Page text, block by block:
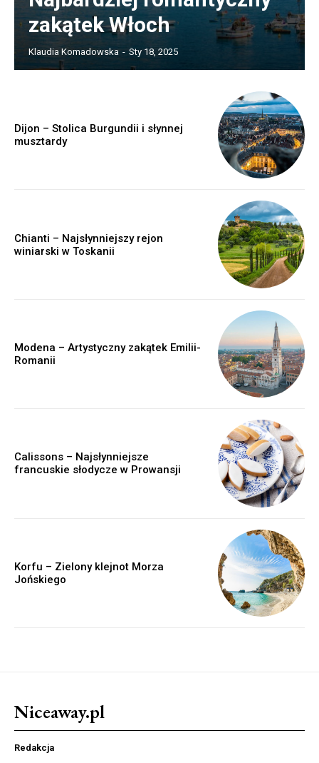
zakątek Włoch
Klaudia Komadowska - Sty 18, 2025
Dijon – Stolica Burgundii i słynnej
musztardy
Chianti – Najsłynniejszy rejon
winiarski w Toskanii
Modena – Artystyczny zakątek Emilii-
Romanii
Calissons – Najsłynniejsze
francuskie słodycze w Prowansji
Korfu – Zielony klejnot Morza
Jońskiego
Niceaway.pl
Redakcja